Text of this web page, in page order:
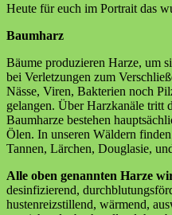
Heute für euch im Portrait das
Baumharz
Bäume produzieren Harze, um
bei Verletzungen zum
Nässe, Viren, Bakterien noch
gelangen. Über Harzkanäle tritt
Baumharze bestehen
Ölen. In unseren Wäldern
Tannen, Lärchen, Douglasie,
Alle oben genannten Harze
desinfizierend,
hustenreizstillend, wärmend,